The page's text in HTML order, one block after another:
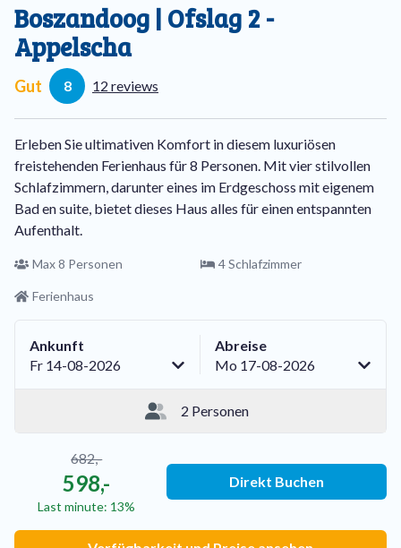
Boszandoog | Ofslag 2 -
Appelscha
Gut 8 12 reviews
Erleben Sie ultimativen Komfort in diesem luxuriösen
freistehenden Ferienhaus für 8 Personen. Mit vier stilvollen
Schlafzimmern, darunter eines im Erdgeschoss mit eigenem
Bad en suite, bietet dieses Haus alles für einen entspannten
Aufenthalt.
Max 8 Personen 4 Schlafzimmer
Ferienhaus
Ankunft
Fr 14-08-2026
Abreise
Mo 17-08-2026
2 Personen
682,-
598,-
Last minute: 13%
Direkt Buchen